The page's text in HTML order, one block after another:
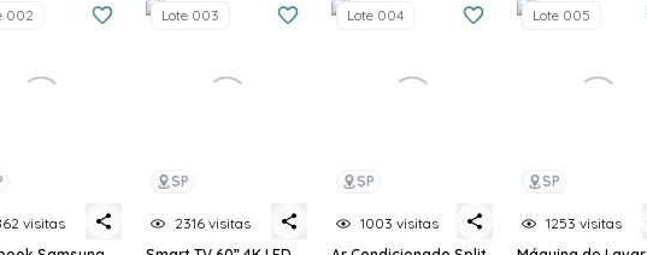
002
visitas
SP
Lote 003
2316 visitas
SP
Lote 004
1003 visitas
SP
Lote 005
1253 visitas